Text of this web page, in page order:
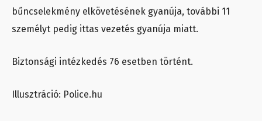
bűncselekmény elkövetésének gyanúja, további 11
személyt pedig ittas vezetés gyanúja miatt.
Biztonsági intézkedés 76 esetben történt.
Illusztráció: Police.hu